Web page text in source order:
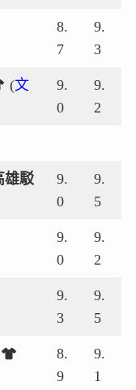
8.
7
9.
3
(文
9.
0
9.
2
雄駁
9.
0
9.
5
9.
0
9.
2
9.
3
9.
5
8.
9
9.
1